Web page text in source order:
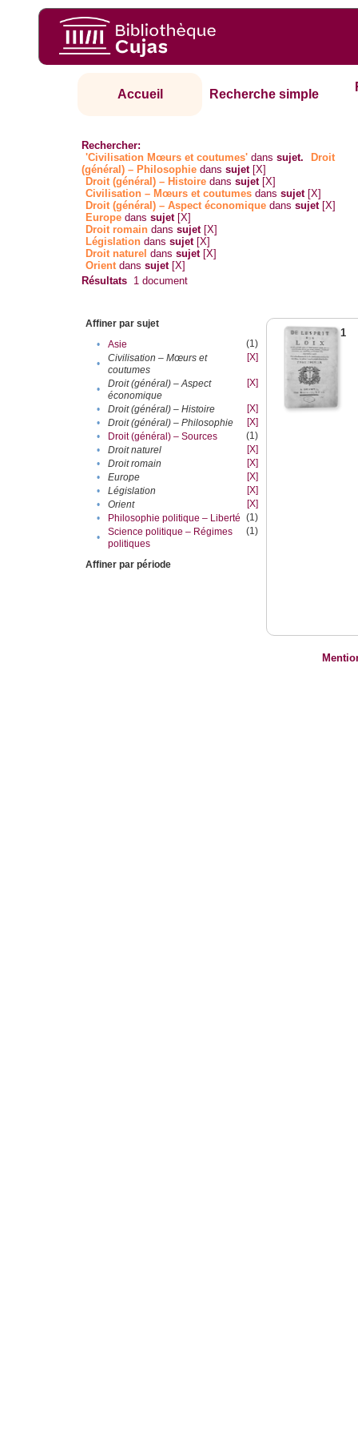
Accueil Recherche simple
Rechercher:
'Civilisation Mœurs et coutumes' danssujet.
Droit
(général) – Philosophie danssujet [X]
Droit (général) – Histoire danssujet [X]
Civilisation – Mœurs et coutumes danssujet [X]
Droit (général) – Aspect économique danssujet [X]
Europe danssujet [X]
Droit romain danssujet [X]
Législation danssujet [X]
Droit naturel danssujet [X]
Orientdanssujet [X]
Résultats 1 document
Affiner par sujet
•
Asie
(1)
•
Civilisation – Mœurs et
coutumes
[X]
•
Droit (général) – Aspect
économique
[X]
• Droit (général) – Histoire
[X]
•
Droit (général) – Philosophie
[X]
•
Droit (général) – Sources
(1)
•
Droit naturel
[X]
•
Droit romain
[X]
•
Europe
[X]
•
Législation
[X]
•
Orient
[X]
•
Philosophie politique – Liberté (1)
•
Science politique – Régimes
politiques
(1)
Affiner par période
1